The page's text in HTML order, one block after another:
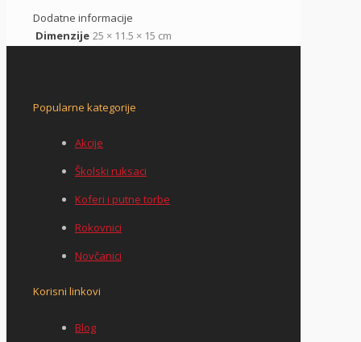
Dodatne informacije
Dimenzije 25 × 11.5 × 15 cm
Popularne kategorije
Akcije
Školski ruksaci
Koferi i putne torbe
Rokovnici
Novčanici
Korisni linkovi
Blog